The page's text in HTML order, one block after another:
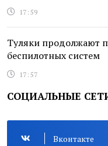
17:59
Туляки продолжают
беспилотных систем
17:57
СОЦИАЛЬНЫЕ
Вконтакте